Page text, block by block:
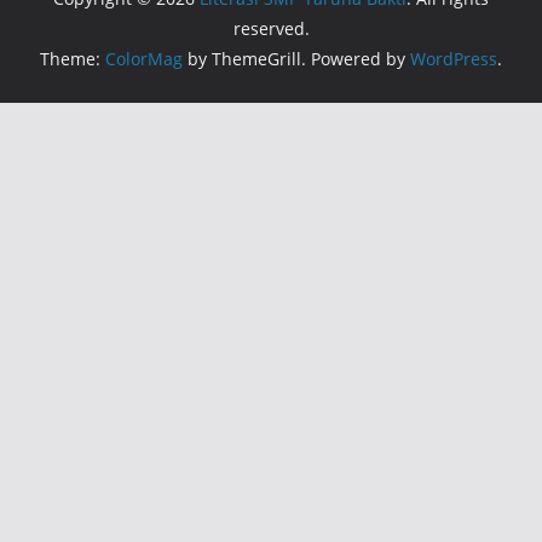
reserved.
Theme: ColorMag by ThemeGrill. Powered by WordPress.